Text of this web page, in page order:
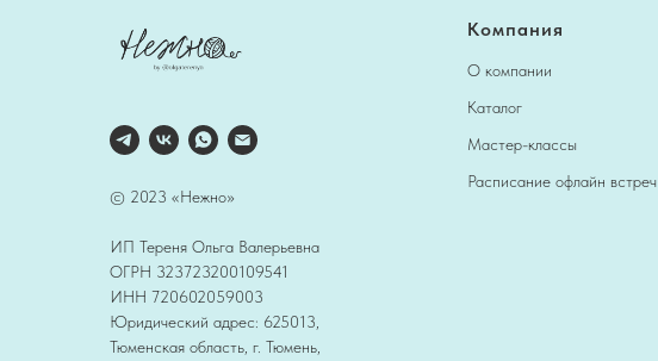
© 2023 «Нежно»
ИП Тереня Ольга Валерьевна
ОГРН 323723200109541
ИНН 720602059003
Юридический адрес: 625013,
Тюменская область, г. Тюмень,
Компания
О компании
Каталог
Мастер-классы
Расписание офлайн встреч